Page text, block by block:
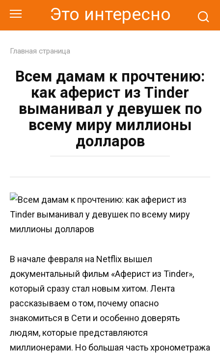
контенту
Это интересно
Главная страница
Всем дамам к прочтению:
как аферист из Tinder
выманивал у девушек по
всему миру миллионы
долларов
В начале февраля на Netflix вышел
документальный фильм «Аферист из Tinder»,
который сразу стал новым хитом. Лента
рассказываем о том, почему опасно
знакомиться в Сети и особенно доверять
людям, которые представляются
миллионерами. Но большая часть хронометража